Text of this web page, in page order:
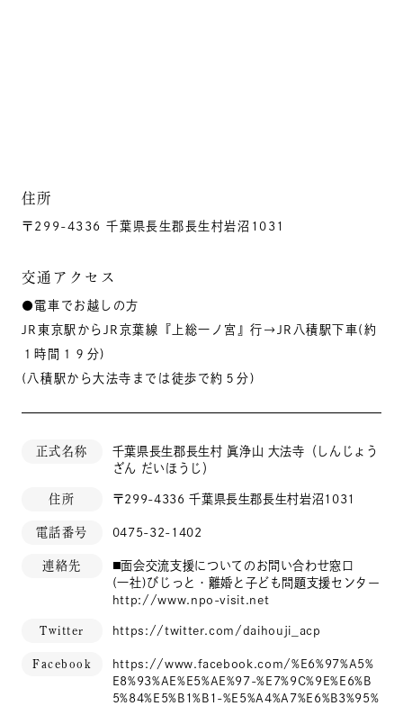
住所
〒299-4336 千葉県長生郡長生村岩沼1031
交通アクセス
●電車でお越しの方
JR東京駅からJR京葉線『上総一ノ宮』行→JR八積駅下車(約
１時間１９分)
(八積駅から大法寺までは徒歩で約５分)
正式名称
千葉県長生郡長生村 眞浄山 大法寺（しんじょう
ざん だいほうじ）
住所 〒299-4336 千葉県長生郡長生村岩沼1031
電話番号 0475-32-1402
連絡先
◼️面会交流支援についてのお問い合わせ窓口
(一社)びじっと・離婚と子ども問題支援センター
http://www.npo-visit.net
Twitter https://twitter.com/daihouji_acp
Facebook
https://www.facebook.com/%E6%97%A5%
E8%93%AE%E5%AE%97-%E7%9C%9E%E6%B
5%84%E5%B1%B1-%E5%A4%A7%E6%B3%95%